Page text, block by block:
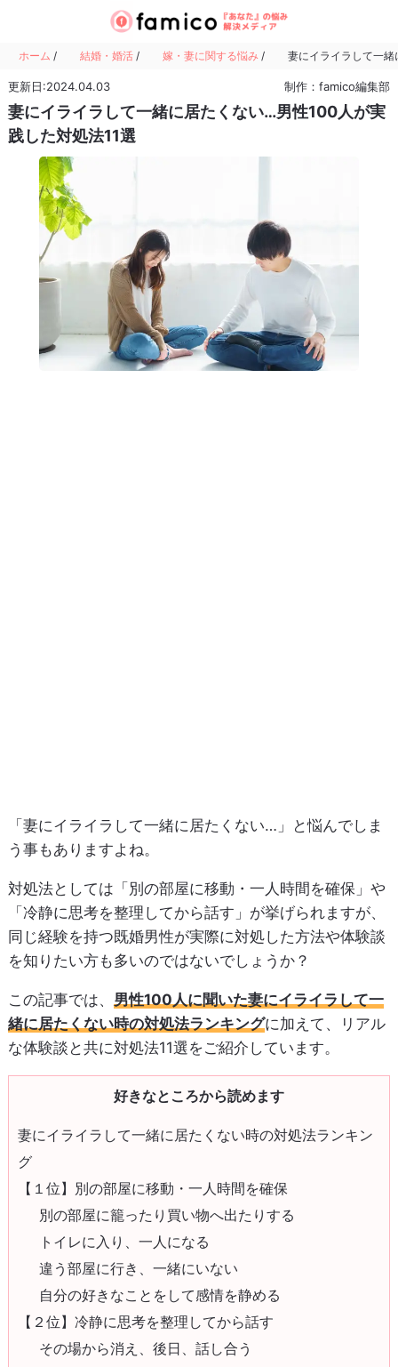
ホーム / 結婚・婚活 / 嫁・妻に関する悩み / 妻にイライラして一
更新日:2024.04.03 制作：famico編集部
妻にイライラして一緒に居たくない…男性100人が実
践した対処法11選
「妻にイライラして一緒に居たくない…」と悩んでしま
う事もありますよね。
対処法としては「別の部屋に移動・一人時間を確保」や
「冷静に思考を整理してから話す」が挙げられますが、
同じ経験を持つ既婚男性が実際に対処した方法や体験談
を知りたい方も多いのではないでしょうか？
この記事では、 男性100人に聞いた妻にイライラして一
緒に居たくない時の対処法ランキングに加えて、リアル
な体験談と共に対処法11選をご紹介しています。
好きなところから読めます
妻にイライラして一緒に居たくない時の対処法ランキン
グ
【１位】別の部屋に移動・一人時間を確保
別の部屋に籠ったり買い物へ出たりする
トイレに入り、一人になる
違う部屋に行き、一緒にいない
自分の好きなことをして感情を静める
【２位】冷静に思考を整理してから話す
その場から消え、後日、話し合う